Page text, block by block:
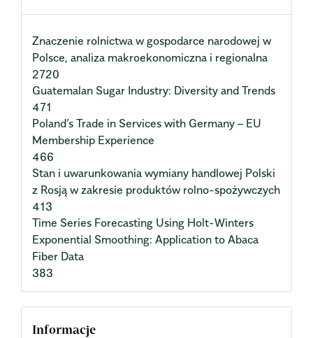
Znaczenie rolnictwa w gospodarce narodowej w
Polsce, analiza makroekonomiczna i regionalna
2720
Guatemalan Sugar Industry: Diversity and Trends
471
Poland’s Trade in Services with Germany – EU
Membership Experience
466
Stan i uwarunkowania wymiany handlowej Polski
z Rosją w zakresie produktów rolno-spożywczych
413
Time Series Forecasting Using Holt-Winters
Exponential Smoothing: Application to Abaca
Fiber Data
383
Informacje